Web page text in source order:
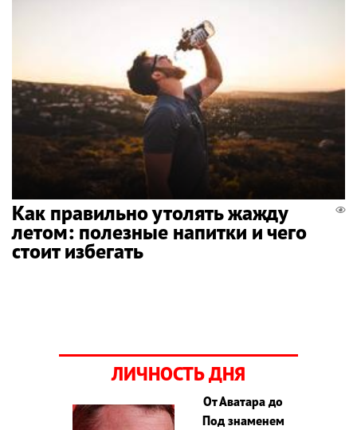
Как правильно утолять жажду
летом: полезные напитки и чего
стоит избегать
ЛИЧНОСТЬ ДНЯ
От Аватара до
Под знаменем